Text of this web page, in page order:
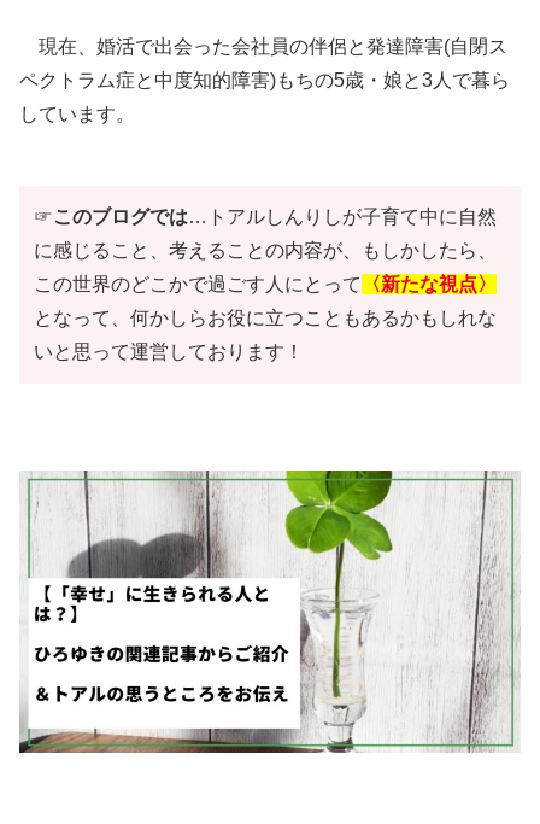
現在、婚活で出会った会社員の伴侶と発達障害(自閉ス
ペクトラム症と中度知的障害)もちの5歳・娘と3人で暮ら
しています。
☞このブログでは…トアルしんりしが子育て中に自然
に感じること、考えることの内容が、もしかしたら、
この世界のどこかで過ごす人にとって
〈新たな視点〉
となって、何かしらお役に立つこともあるかもしれな
いと思って運営しております！